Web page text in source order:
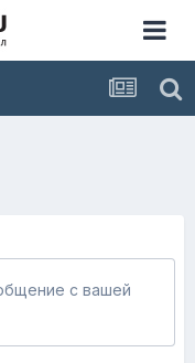
с вашей